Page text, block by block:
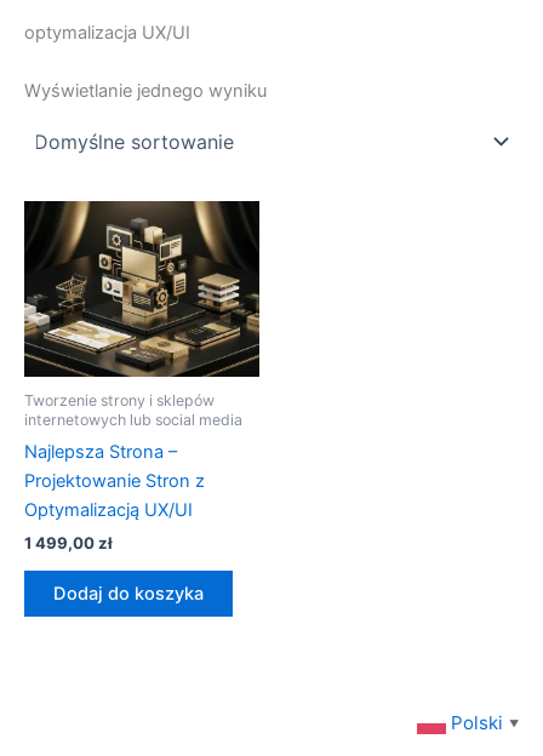
optymalizacja UX/UI
Wyświetlanie jednego wyniku
Tworzenie strony i sklepów
internetowych lub social media
Najlepsza Strona –
Projektowanie Stron z
Optymalizacją UX/UI
1 499,00zł
Dodaj do koszyka
Polski ▼